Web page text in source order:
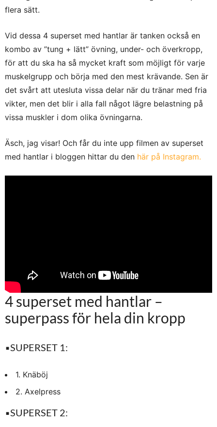
flera sätt.
Vid dessa 4 superset med hantlar är tanken också en
kombo av ”tung + lätt” övning, under- och överkropp,
för att du ska ha så mycket kraft som möjligt för varje
muskelgrupp och börja med den mest krävande. Sen är
det svårt att utesluta vissa delar när du tränar med fria
vikter, men det blir i alla fall något lägre belastning på
vissa muskler i dom olika övningarna.
Äsch, jag visar! Och får du inte upp filmen av superset
med hantlar i bloggen hittar du den här på Instagram.
4 superset med hantlar –
superpass för hela din kropp
▪️SUPERSET 1:
1. Knäböj
2. Axelpress
▪️SUPERSET 2: